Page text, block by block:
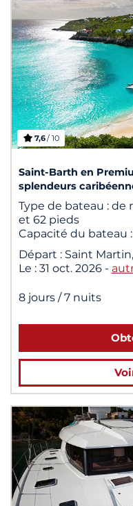
7,6/ 10
Saint-Barth en
splendeurs
Type de bateau : de
et 62 pieds
Capacité du bateau :
Départ : Saint
Le : 31 oct. 2026 -
8 jours / 7 nuits